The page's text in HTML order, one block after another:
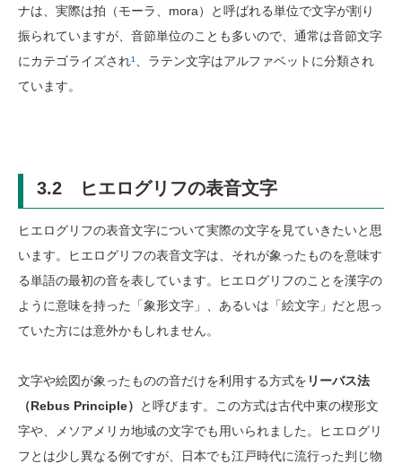
ナは、実際は拍（モーラ、mora）と呼ばれる単位で文字が割り
振られていますが、音節単位のことも多いので、通常は音節文字
にカテゴライズされ¹ 、ラテン文字はアルファベットに分類され
ています。
3.2 ヒエログリフの表音文字
ヒエログリフの表音文字について実際の文字を見ていきたいと思
います。ヒエログリフの表音文字は、それが象ったものを意味す
る単語の最初の音を表しています。ヒエログリフのことを漢字の
ように意味を持った「象形文字」、あるいは「絵文字」だと思っ
ていた方には意外かもしれません。
文字や絵図が象ったものの音だけを利用する方式を リーバス法
（Rebus Principle）
と呼びます。この方式は古代中東の楔形文
字や、メソアメリカ地域の文字でも用いられました。ヒエログリ
フとは少し異なる例ですが、日本でも江戸時代に流行った判じ物